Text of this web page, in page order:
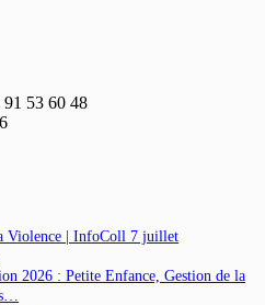
53 60 48
Violence | InfoColl 7 juillet
2026 : Petite Enfance, Gestion de la